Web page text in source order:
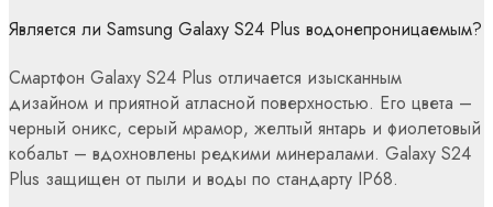
Является ли Samsung Galaxy S24 Plus водонепроницаемым?
Смартфон Galaxy S24 Plus отличается изысканным
дизайном и приятной атласной поверхностью. Его цвета –
черный оникс, серый мрамор, желтый янтарь и фиолетовый
кобальт – вдохновлены редкими минералами. Galaxy S24
Plus защищен от пыли и воды по стандарту IP68.